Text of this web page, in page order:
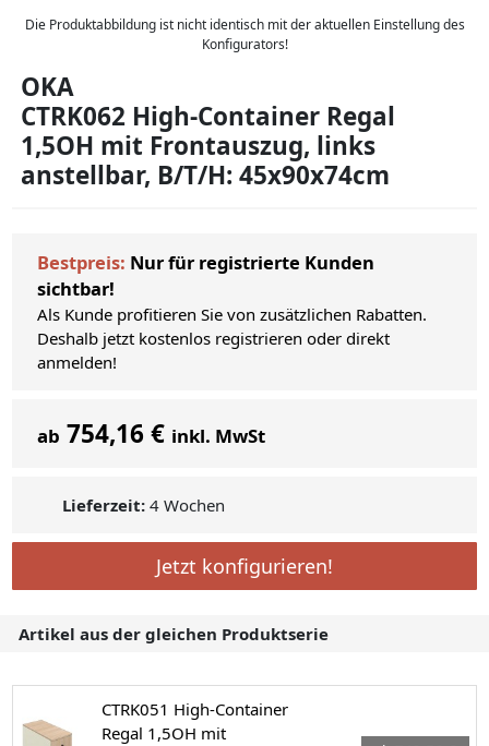
Die Produktabbildung ist nicht identisch mit der aktuellen Einstellung des
Konfigurators!
OKA
CTRK062 High-Container Regal
1,5OH mit Frontauszug, links
anstellbar, B/T/H: 45x90x74cm
Bestpreis: Nur für registrierte Kunden
sichtbar!
Als Kunde profitieren Sie von zusätzlichen Rabatten.
Deshalb jetzt kostenlos registrieren oder direkt
anmelden!
ab 754,16 € inkl. MwSt
Lieferzeit: 4 Wochen
Jetzt konfigurieren!
Artikel aus der gleichen Produktserie
CTRK051 High-Container
Regal 1,5OH mit